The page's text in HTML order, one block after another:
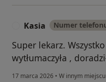
Kasia Numer
Super lekarz.
wytłumaczyła ,
17 marca 2026 • W innym miejscu